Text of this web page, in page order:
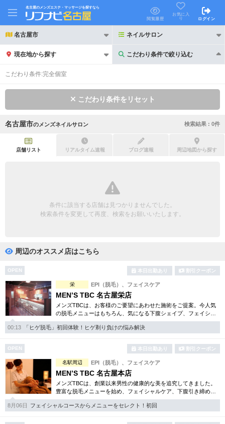
名古屋のメンズエステ・マッサージを探すなら
閲覧履歴
お気に入
り
ログイン
名古屋市 ネイルサロン
現在地から探す こだわり条件で絞り込む
こだわり条件で絞り込む
初回割引あり リピーター割引あり
団体様歓迎
ペアルームあり
フットバスあり 岩盤浴あり
専用駐車場あり 有資格者在籍
日本人スタッフのみ 女性スタッフのみ
スタッフ指名可 Ｗセラピスト
駅から徒歩5分以内
こだわり条件を変更
閉じる
こだわり条件:完全個室
こだわり条件をリセット
名古屋市の メンズネイルサロン 検索結果 : 0件
店舗リスト リアルタイム速報 ブログ速報 周辺地図から探す
条件に該当する店舗は見つかりませんでした。
検索条件を変更して再度、検索をお願いいたします。
周辺のオススメ店はこちら
OPEN 本日出勤あり 割引クーポン
栄 EPI（脱毛）、フェイスケア
MEN’S TBC 名古屋栄店
メンズTBCは、お客様のご要望にあわせた施術をご提案。今人気
の脱毛メニューはもちろん、気になる下腹シェイプ、フェイシャ
ルケア等初めての方でも安心のお得な体験コースを各種揃えてい
ます。まずはご体験下さい。
00:13 「ヒゲ脱毛」初回体験！ヒゲ剃り負けの悩み解決
OPEN 本日出勤あり 割引クーポン
名駅周辺 EPI（脱毛）、フェイスケア
MEN’S TBC 名古屋本店
メンズTBCは、創業以来男性の健康的な美を追究してきました。
豊富な脱毛メニューを始め、フェイシャルケア、下腹引き締め
等、各種お得な体験コースを取り揃えています。選べる種類の多
さで初めての方も安心です。
8月06日 フェイシャルコースからメニューをセレクト！初回